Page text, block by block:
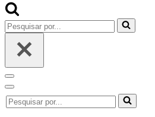
Pesquisar
por...
Menu
de
navegação
Menu
de
navegação
Pesquisar
por...